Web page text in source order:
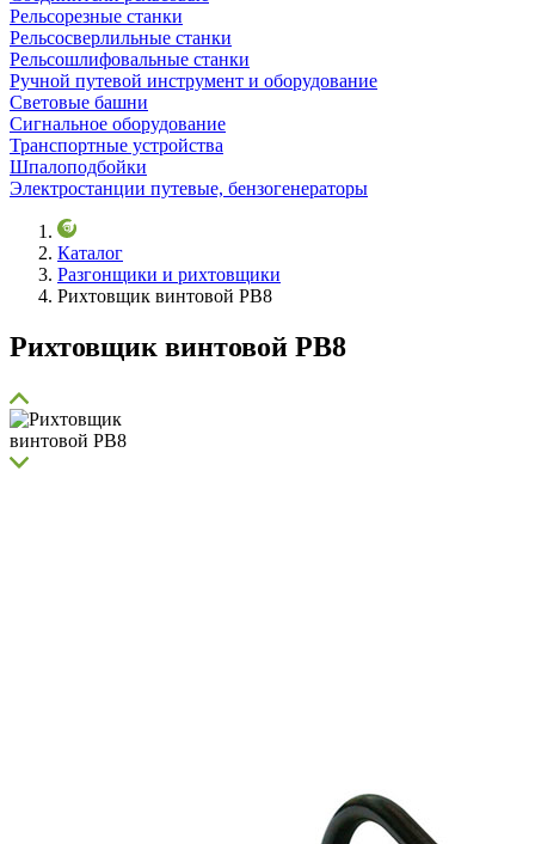
Рельсорезные станки
Рельсосверлильные станки
Рельсошлифовальные станки
Ручной путевой инструмент и оборудование
Световые башни
Сигнальное оборудование
Транспортные устройства
Шпалоподбойки
Электростанции путевые, бензогенераторы
Каталог
Разгонщики и рихтовщики
Рихтовщик винтовой РВ8
Рихтовщик винтовой РВ8